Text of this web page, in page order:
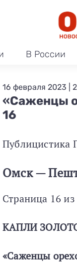
В России
«Саженцы
16
16 февраля 2023 |
Публицистика
Омск — Пешт
Страница 16 из
КАПЛИ
«Саженцы